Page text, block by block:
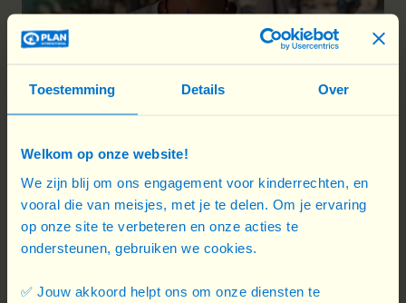
Toestemming Details Over
Welkom op onze website!
We zijn blij om ons engagement voor kinderrechten, en
vooral die van meisjes, met je te delen. Om je ervaring
op onze site te verbeteren en onze acties te
ondersteunen, gebruiken we cookies.
✅ Jouw akkoord helpt ons om onze diensten te
Meisjes lopen extra risico
In de chaos na een aardbeving zijn
bijzonder kwetsbaar
. De open ruimtes,